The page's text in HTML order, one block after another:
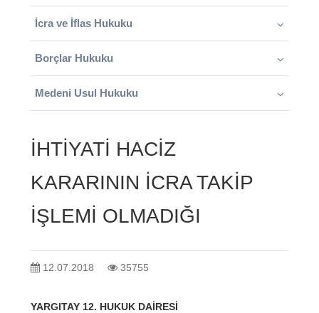
İcra ve İflas Hukuku
Borçlar Hukuku
Medeni Usul Hukuku
İHTİYATİ HACİZ
KARARININ İCRA TAKİP
İŞLEMİ OLMADIĞI
12.07.2018 35755
YARGITAY 12. HUKUK DAİRESİ